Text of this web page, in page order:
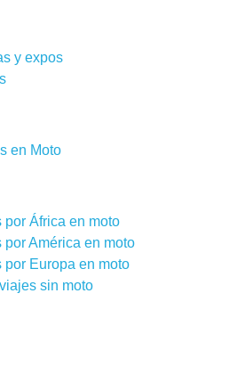
y expos
en Moto
por África en moto
por América en moto
por Europa en moto
sin moto